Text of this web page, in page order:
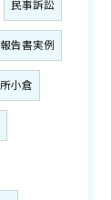
民事訴訟
報告書実例
小倉